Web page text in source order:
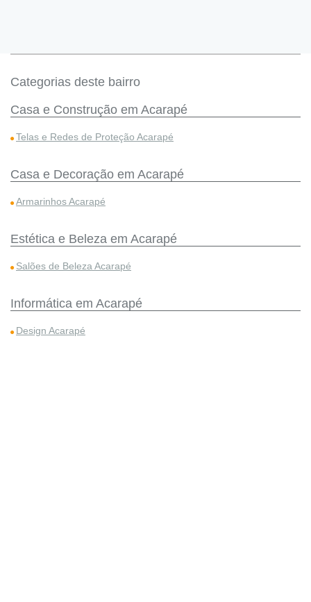
Categorias deste bairro
Casa e Construção em Acarapé
Telas e Redes de Proteção Acarapé
Casa e Decoração em Acarapé
Armarinhos Acarapé
Estética e Beleza em Acarapé
Salões de Beleza Acarapé
Informática em Acarapé
Design Acarapé